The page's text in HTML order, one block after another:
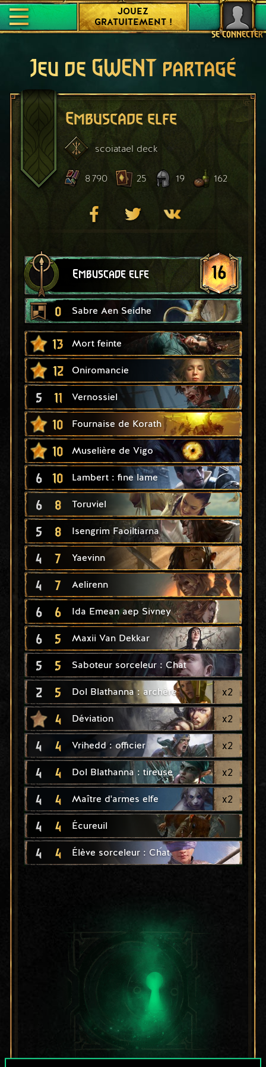
SE CONNECTER
JOUEZ
GRATUITEMENT !
Jeu de GWENT partagé
Embuscade elfe
scoiatael deck
8 790 25 19 162
Embuscade elfe 16
0 Sabre Aen Seidhe
13 Mort feinte
12 Oniromancie
5 11 Vernossiel
10 Fournaise de Korath
10 Muselière de Vigo
6 10 Lambert : fine lame
6 8 Toruviel
5 8 Isengrim Faoiltiarna
4 7 Yaevinn
4 7 Aelirenn
6 6 Ida Emean aep Sivney
6 5 Maxii Van Dekkar
5 5 Saboteur sorceleur : Chat
2 5 Dol Blathanna : archère x2
4 Déviation x2
4 4 Vrihedd : officier x2
4 4 Dol Blathanna : tireuse x2
4 4 Maître d'armes elfe x2
4 4 Écureuil
4 4 Élève sorceleur : Chat